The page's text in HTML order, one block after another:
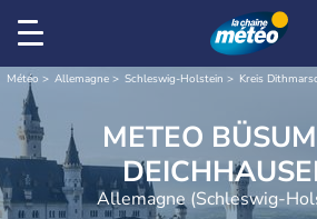
Météo Allemagne Schleswig-Holstein Kreis
METEO BÜSUMER
Allemagne (Schleswig-